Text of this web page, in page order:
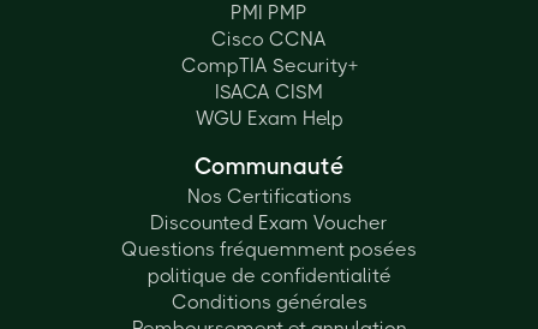
PMI PMP
Cisco CCNA
CompTIA Security+
ISACA CISM
WGU Exam Help
Communauté
Nos Certifications
Discounted Exam Voucher
Questions fréquemment posées
politique de confidentialité
Conditions générales